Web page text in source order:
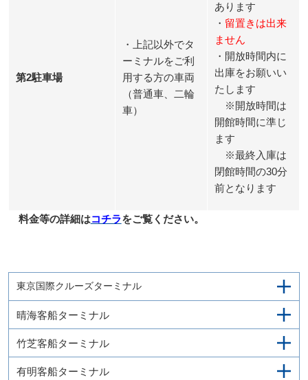
第2駐車場
・上記以外でタ
ーミナルをご利
用する方の車両
（普通車、二輪
車）
あります
・ 留置きは出来
ません
・開放時間内に
出庫をお願いい
たします
※開放時間は
開館時間に準じ
ます
※最終入庫は
閉館時間の30分
前となります
料金等の詳細はコチラをご覧ください。
東京国際クルーズターミナル
晴海客船ターミナル
竹芝客船ターミナル
有明客船ターミナル